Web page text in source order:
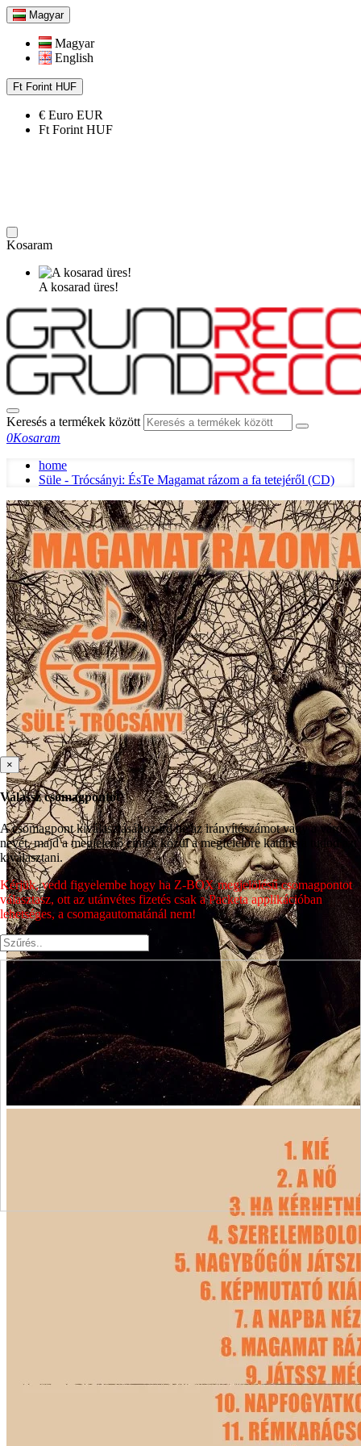
Magyar
Magyar
English
Ft Forint HUF
€ Euro EUR
Ft Forint HUF
Kosaram
A kosarad üres!
Keresés a termékek között
0Kosaram
home
Süle - Trócsányi: ÉsTe Magamat rázom a fa tetejéről (CD)
×
Válassz csomagpontot
A csomagpont kiválasztásához írd be az irányítószámot vagy a város
nevét, majd a megjelenő címek közül a megfelelőre kattintva tudod azt
kiválasztani.
Kérjük, vedd figyelembe hogy ha Z-BOX megjelölésű csomagpontot
választasz, ott az utánvétes fizetés csak a Packeta applikációban
lehetséges, a csomagautomatánál nem!